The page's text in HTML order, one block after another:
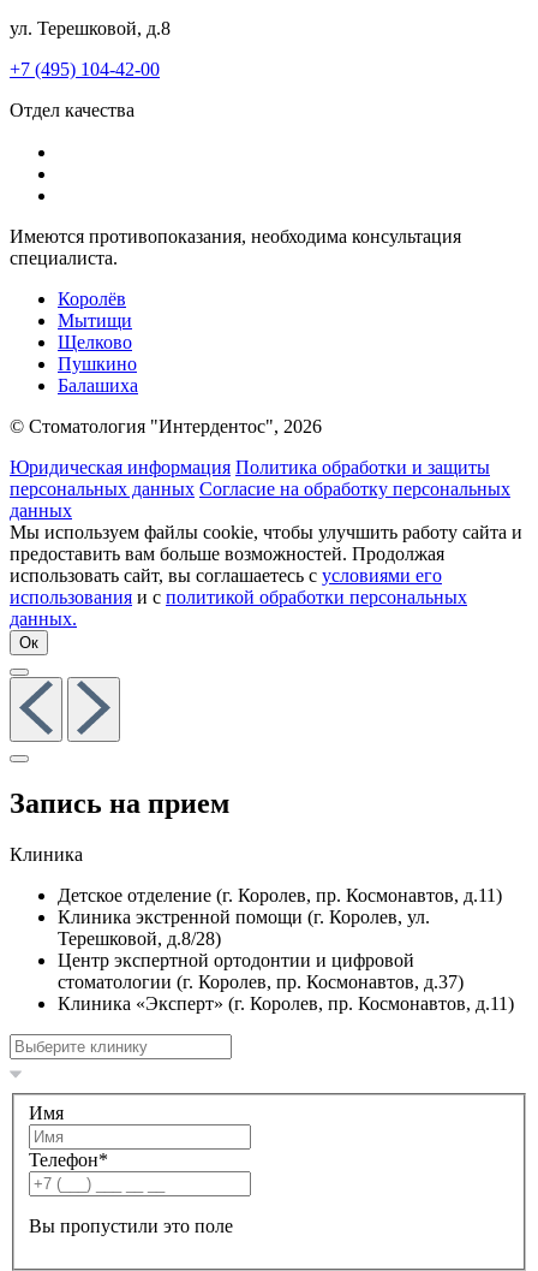
ул. Терешковой, д.8
+7 (495) 104-42-00
Отдел качества
Имеются противопоказания, необходима консультация
специалиста.
Королёв
Мытищи
Щелково
Пушкино
Балашиха
© Стоматология "Интердентос", 2026
Юридическая информация Политика обработки и защиты
персональных данных Согласие на обработку персональных
данных
Мы используем файлы cookie, чтобы улучшить работу сайта и
предоставить вам больше возможностей. Продолжая
использовать сайт, вы соглашаетесь с условиями его
использования и с политикой обработки персональных
данных.
Ок
Запись на прием
Клиника
Детское отделение (г. Королев, пр. Космонавтов, д.11)
Клиника экстренной помощи (г. Королев, ул.
Терешковой, д.8/28)
Центр экспертной ортодонтии и цифровой
стоматологии (г. Королев, пр. Космонавтов, д.37)
Клиника «Эксперт» (г. Королев, пр. Космонавтов, д.11)
Имя
Телефон*
Вы пропустили это поле